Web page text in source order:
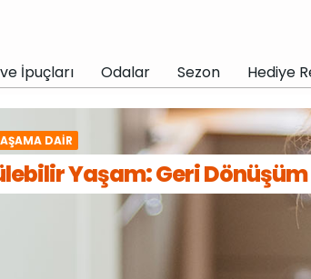
İpuçları Odalar Sezon Hediye
DAIR
Yaşam: Geri Dönüşüm